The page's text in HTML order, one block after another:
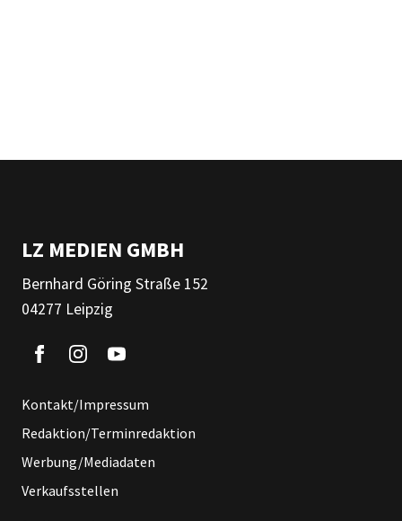
LZ MEDIEN GMBH
Bernhard Göring Straße 152
04277 Leipzig
Kontakt/Impressum
Redaktion/Terminredaktion
Werbung/Mediadaten
Verkaufsstellen